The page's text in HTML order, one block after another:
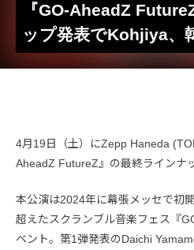
『GO-AheadZ
ップ発表でKohjiya、
4月19日（土）にZepp Haneda
AheadZ FutureZ』の最終ラインナ
本公演は2024年に幕張メッセで初
超えたスクランブル音楽フェス『
ベント。第1弾発表のDaichi